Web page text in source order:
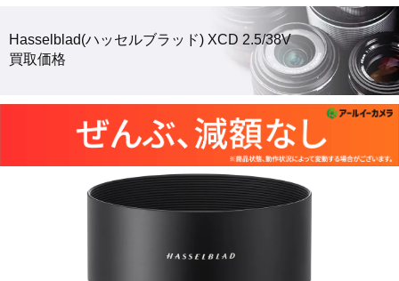
Hasselblad(ハッセルブラッド) XCD 2.5/38V
買取価格